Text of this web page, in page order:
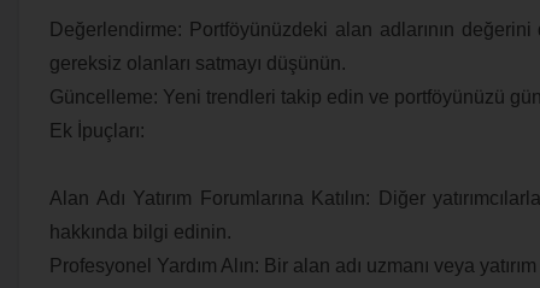
Değerlendirme: Portföyünüzdeki alan adlarının
gereksiz olanları satmayı düşünün.
Güncelleme: Yeni trendleri takip edin ve portföyünüzü
Ek İpuçları:
Alan Adı Yatırım Forumlarına Katılın: Diğer
hakkında bilgi edinin.
Profesyonel Yardım Alın: Bir alan adı uzmanı veya